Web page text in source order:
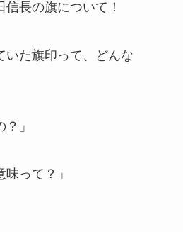
長の旗について！
いた旗印って、どんな
」
味って？」